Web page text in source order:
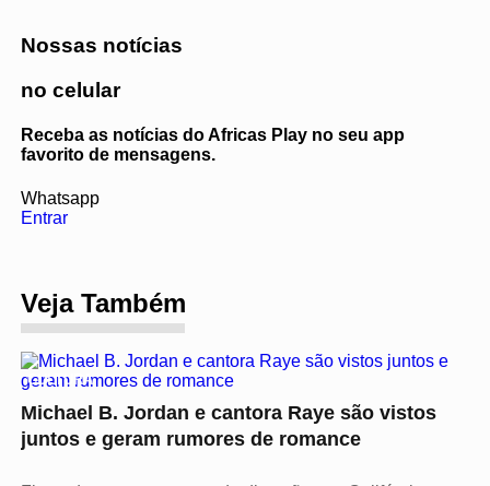
Nossas notícias
no celular
Receba as notícias do Africas Play no seu app
favorito de mensagens.
Whatsapp
Entrar
Veja Também
CULTURA
Michael B. Jordan e cantora Raye são vistos
juntos e geram rumores de romance